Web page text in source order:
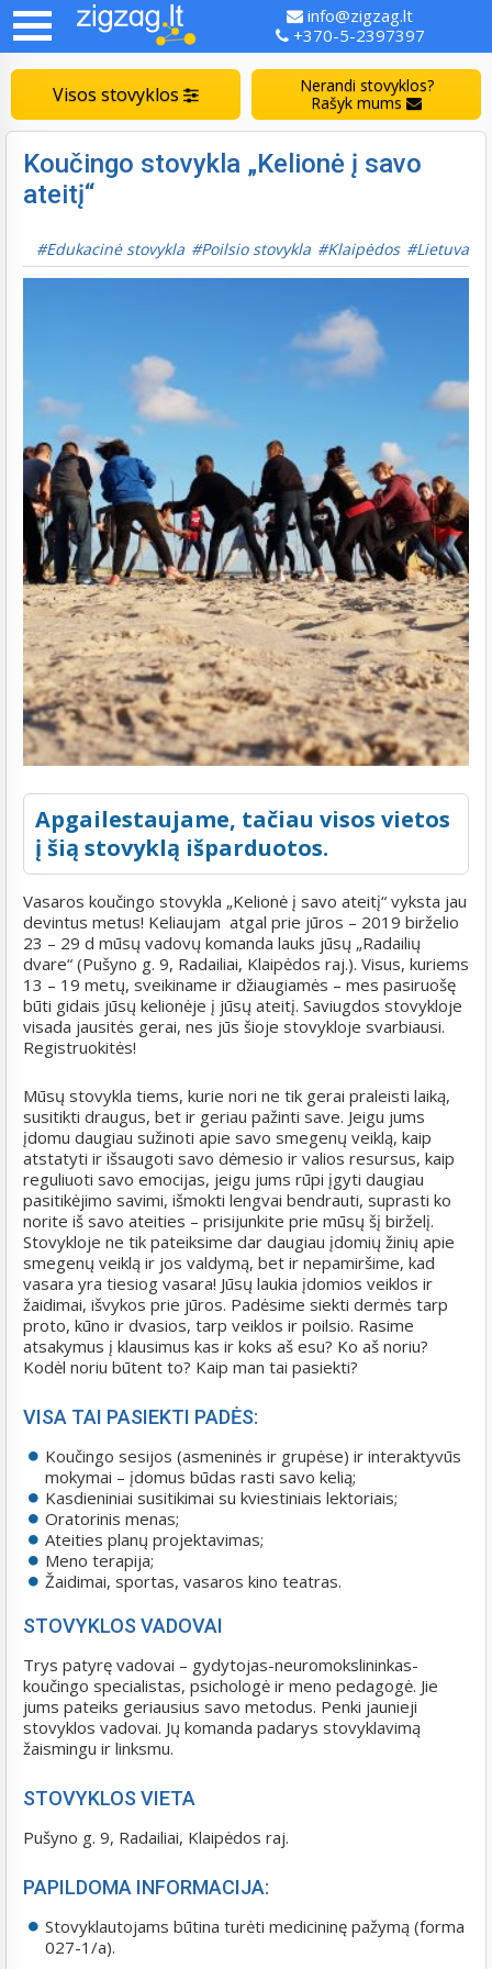
info@zigzag.lt
+370-5-2397397
Visos stovyklos
Nerandi stovyklos?
Rašyk mums
Koučingo stovykla „Kelionė į savo
ateitį“
Edukacinė stovykla Poilsio stovykla Klaipėdos Lietuva
Apgailestaujame, tačiau visos vietos
į šią stovyklą išparduotos.
Vasaros koučingo stovykla „Kelionė į savo ateitį“ vyksta jau
devintus metus! Keliaujam atgal prie jūros – 2019 birželio
23 – 29 d mūsų vadovų komanda lauks jūsų „Radailių
dvare“ (Pušyno g. 9, Radailiai, Klaipėdos raj.). Visus, kuriems
13 – 19 metų, sveikiname ir džiaugiamės – mes pasiruošę
būti gidais jūsų kelionėje į jūsų ateitį. Saviugdos stovykloje
visada jausitės gerai, nes jūs šioje stovykloje svarbiausi.
Registruokitės!
Mūsų stovykla tiems, kurie nori ne tik gerai praleisti laiką,
susitikti draugus, bet ir geriau pažinti save. Jeigu jums
įdomu daugiau sužinoti apie savo smegenų veiklą, kaip
atstatyti ir išsaugoti savo dėmesio ir valios resursus, kaip
reguliuoti savo emocijas, jeigu jums rūpi įgyti daugiau
pasitikėjimo savimi, išmokti lengvai bendrauti, suprasti ko
norite iš savo ateities – prisijunkite prie mūsų šį birželį.
Stovykloje ne tik pateiksime dar daugiau įdomių žinių apie
smegenų veiklą ir jos valdymą, bet ir nepamiršime, kad
vasara yra tiesiog vasara! Jūsų laukia įdomios veiklos ir
žaidimai, išvykos prie jūros. Padėsime siekti dermės tarp
proto, kūno ir dvasios, tarp veiklos ir poilsio. Rasime
atsakymus į klausimus kas ir koks aš esu? Ko aš noriu?
Kodėl noriu būtent to? Kaip man tai pasiekti?
VISA TAI PASIEKTI PADĖS:
Koučingo sesijos (asmeninės ir grupėse) ir interaktyvūs
mokymai – įdomus būdas rasti savo kelią;
Kasdieniniai susitikimai su kviestiniais lektoriais;
Oratorinis menas;
Ateities planų projektavimas;
Meno terapija;
Žaidimai, sportas, vasaros kino teatras.
STOVYKLOS VADOVAI
Trys patyrę vadovai – gydytojas-neuromokslininkas-
koučingo specialistas, psichologė ir meno pedagogė. Jie
jums pateiks geriausius savo metodus. Penki jaunieji
stovyklos vadovai. Jų komanda padarys stovyklavimą
žaismingu ir linksmu.
STOVYKLOS VIETA
Pušyno g. 9, Radailiai, Klaipėdos raj.
PAPILDOMA INFORMACIJA:
Stovyklautojams būtina turėti medicininę pažymą (forma
027-1/a).